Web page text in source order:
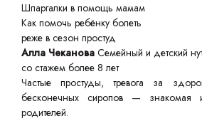
Шпаргалки в помощь мамам
Как помочь ребёнку болеть
реже в сезон простуд
Алла Чеканова Семейный и детский
со стажем более 8 лет
Частые простуды, тревога за
бесконечных сиропов — знакомая
родителей.